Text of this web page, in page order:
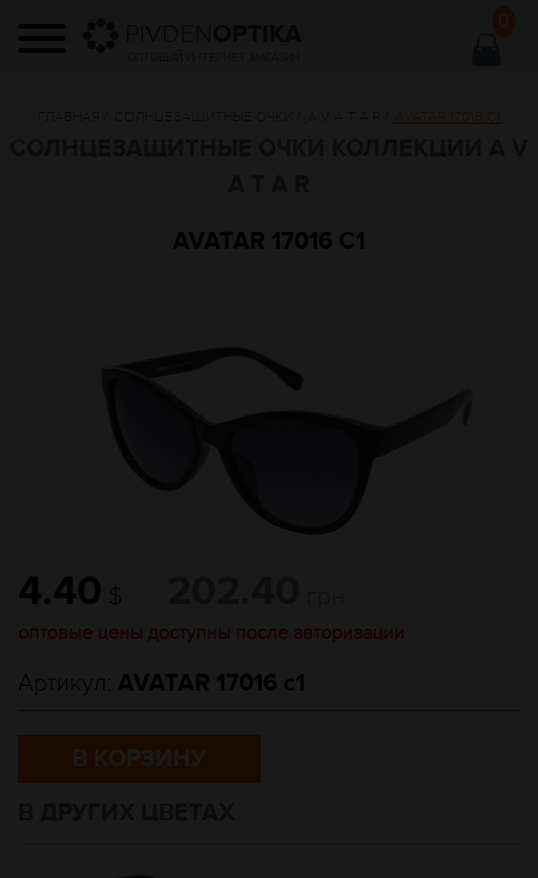
0
AVATAR 17016 C1
AVATAR 17016 C1
4.40 $
оптовые цены доступны после авторизации
Артикул: AVATAR 17016 c1
В КОРЗИНУ